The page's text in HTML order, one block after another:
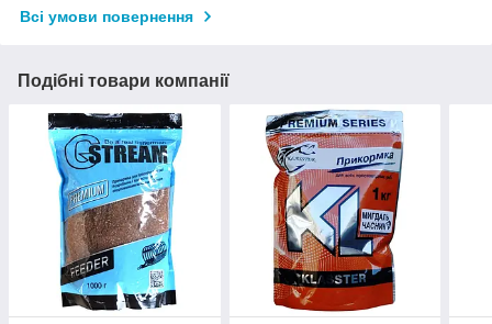
Всі умови повернення
Подібні товари компанії